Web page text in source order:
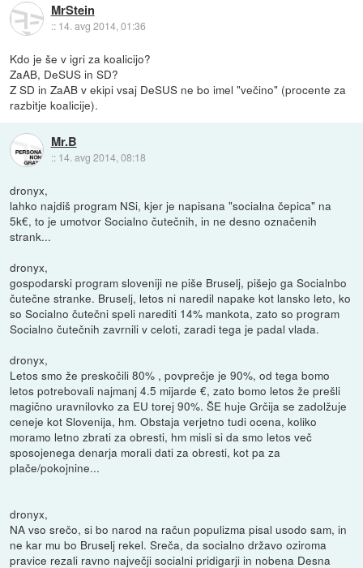
MrStein
:: 14. avg 2014, 01:36
Kdo je še v igri za koalicijo?
ZaAB, DeSUS in SD?
Z SD in ZaAB v ekipi vsaj DeSUS ne bo imel "večino" (procente za
razbitje koalicije).
Mr.B
:: 14. avg 2014, 08:18
dronyx,
lahko najdiš program NSi, kjer je napisana "socialna čepica" na
5k€, to je umotvor Socialno čutečnih, in ne desno označenih
strank...
dronyx,
gospodarski program sloveniji ne piše Bruselj, pišejo ga Socialnbo
čutečne stranke. Bruselj, letos ni naredil napake kot lansko leto, ko
so Socialno čutečni speli narediti 14% mankota, zato so program
Socialno čutečnih zavrnili v celoti, zaradi tega je padal vlada.
dronyx,
Letos smo že preskočili 80% , povprečje je 90%, od tega bomo
letos potrebovali najmanj 4.5 mijarde €, zato bomo letos že prešli
magično uravnilovko za EU torej 90%. ŠE huje Grčija se zadolžuje
ceneje kot Slovenija, hm. Obstaja verjetno tudi ocena, koliko
moramo letno zbrati za obresti, hm misli si da smo letos več
sposojenega denarja morali dati za obresti, kot pa za
plače/pokojnine...
dronyx,
NA vso srečo, si bo narod na račun populizma pisal usodo sam, in
ne kar mu bo Bruselj rekel. Sreča, da socialno državo oziroma
pravice rezali ravno največji socialni pridigarji in nobena Desna